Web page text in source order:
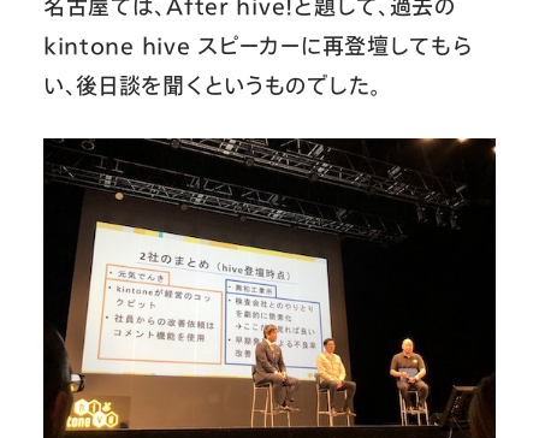
名古屋では、After hive！と題して、過去の
kintone hive スピーカーに再登壇してもら
い、後日談を聞くというものでした。